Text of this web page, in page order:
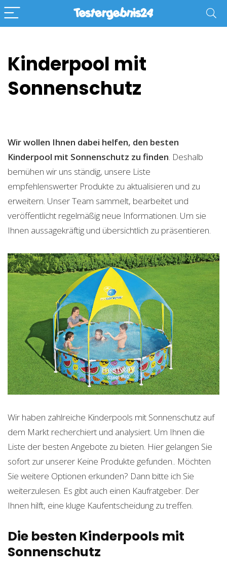
Kinderpool mit
Sonnenschutz
Wir wollen Ihnen dabei helfen, den besten
Kinderpool mit Sonnenschutz zu finden. Deshalb
bemühen wir uns ständig, unsere Liste
empfehlenswerter Produkte zu aktualisieren und zu
erweitern. Unser Team sammelt, bearbeitet und
veröffentlicht regelmäßig neue Informationen. Um sie
Ihnen aussagekräftig und übersichtlich zu präsentieren.
Wir haben zahlreiche Kinderpools mit Sonnenschutz auf
dem Markt recherchiert und analysiert. Um Ihnen die
Liste der besten Angebote zu bieten. Hier gelangen Sie
sofort zur unserer Keine Produkte gefunden.. Möchten
Sie weitere Optionen erkunden? Dann bitte ich Sie
weiterzulesen. Es gibt auch einen Kaufratgeber. Der
Ihnen hilft, eine kluge Kaufentscheidung zu treffen.
Die besten Kinderpools mit
Sonnenschutz